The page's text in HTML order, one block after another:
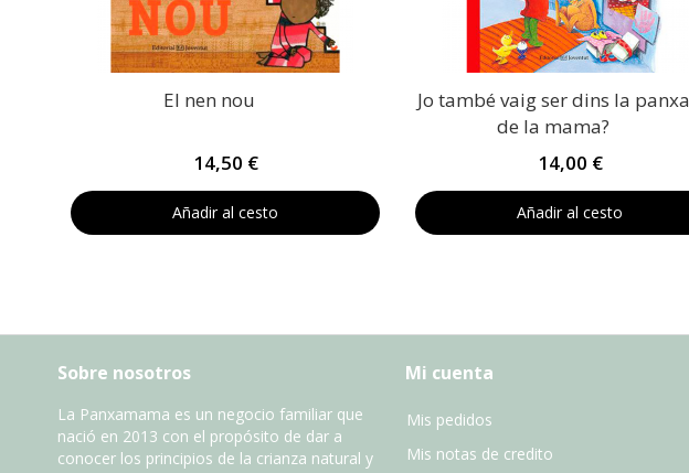
El nen nou
14,50 €
Añadir al cesto
Jo també vaig ser dins la panxa
de la mama?
14,00 €
Añadir al cesto
Sobre nosotros
La Panxamama es un negocio familiar que
nació en 2013 con el propósito de dar a
conocer los principios de la crianza natural y
Mi cuenta
Mis pedidos
Mis notas de credito